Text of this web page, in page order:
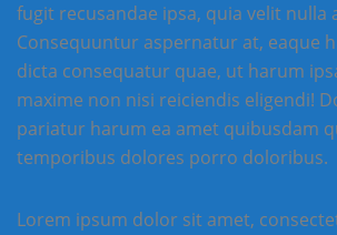
fugit recusandae ipsa, quia velit nulla
Consequuntur aspernatur at, eaque
dicta consequatur quae, ut harum
maxime non nisi reiciendis eligendi!
pariatur harum ea amet quibusdam
temporibus dolores porro doloribus.
Lorem ipsum dolor sit amet,